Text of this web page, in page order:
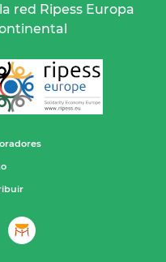
red Ripess Europa